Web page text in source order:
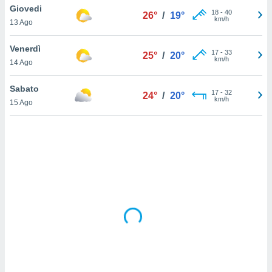
cookie
in
Giovedi
13 Ago
26° / 19° 18- 40
km/h
Venerdì
14 Ago
25° / 20° 17- 33
km/h
Sabato
15 Ago
24° / 20° 17- 32
km/h